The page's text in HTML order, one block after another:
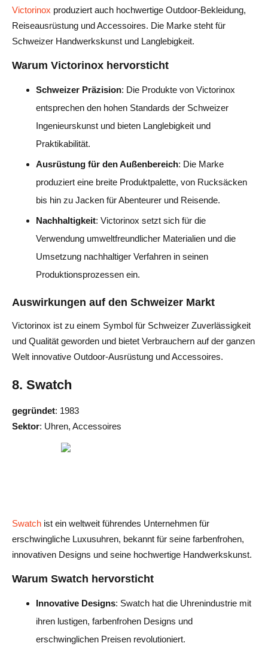
Victorinox produziert auch hochwertige Outdoor-Bekleidung,
Reiseausrüstung und Accessoires. Die Marke steht für
Schweizer Handwerkskunst und Langlebigkeit.
Warum Victorinox hervorsticht
Schweizer Präzision: Die Produkte von Victorinox
entsprechen den hohen Standards der Schweizer
Ingenieurskunst und bieten Langlebigkeit und
Praktikabilität.
Ausrüstung für den Außenbereich: Die Marke
produziert eine breite Produktpalette, von Rucksäcken
bis hin zu Jacken für Abenteurer und Reisende.
Nachhaltigkeit: Victorinox setzt sich für die
Verwendung umweltfreundlicher Materialien und die
Umsetzung nachhaltiger Verfahren in seinen
Produktionsprozessen ein.
Auswirkungen auf den Schweizer Markt
Victorinox ist zu einem Symbol für Schweizer Zuverlässigkeit
und Qualität geworden und bietet Verbrauchern auf der ganzen
Welt innovative Outdoor-Ausrüstung und Accessoires.
8. Swatch
gegründet: 1983
Sektor: Uhren, Accessoires
Swatch ist ein weltweit führendes Unternehmen für
erschwingliche Luxusuhren, bekannt für seine farbenfrohen,
innovativen Designs und seine hochwertige Handwerkskunst.
Warum Swatch hervorsticht
Innovative Designs: Swatch hat die Uhrenindustrie mit
ihren lustigen, farbenfrohen Designs und
erschwinglichen Preisen revolutioniert.